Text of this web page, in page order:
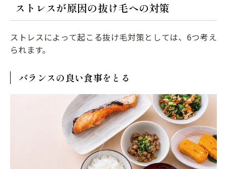
ストレスが原因の抜け毛への対策
ストレスによって起こる抜け毛対策としては、6つ考え
られます。
バランスの良い食事をとる